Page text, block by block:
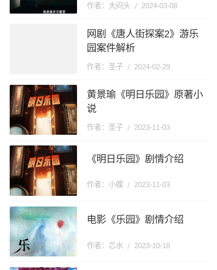
作者：大闷头 2024-03-08
网剧《唐人街探案2》游乐
园案件解析
作者：圣子 2024-02-29
黄景瑜《明日乐园》原著小
说
作者：圣子 2023-11-03
《明日乐园》剧情介绍
作者：小蝶 2023-11-03
电影《乐园》剧情介绍
作者：芯水 2023-10-18